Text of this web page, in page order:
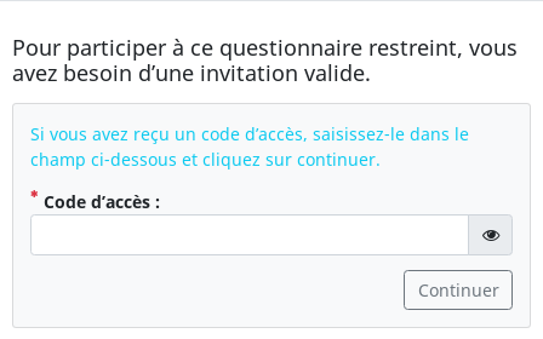
Pour participer à ce questionnaire restreint, vous
avez besoin d’une invitation valide.
Si vous avez reçu un code d’accès, saisissez-le dans le
champ ci-dessous et cliquez sur continuer.
Code d’accès :( Obligatoire )
Continuer